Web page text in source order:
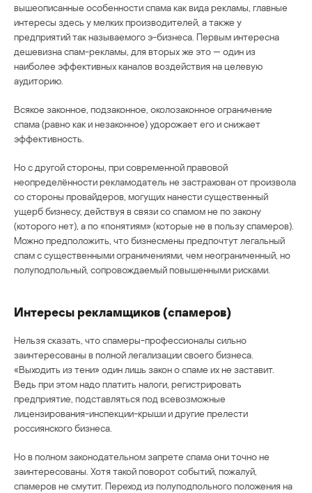
вышеописанные особенности спама как вида рекламы, главные
интересы здесь у мелких производителей, а также у
предприятий так называемого э-бизнеса. Первым интересна
дешевизна спам-рекламы, для вторых же это — один из
наиболее эффективных каналов воздействия на целевую
аудиторию.
Всякое законное, подзаконное, околозаконное ограничение
спама (равно как и незаконное) удорожает его и снижает
эффективность.
Но с другой стороны, при современной правовой
неопределённости рекламодатель не застрахован от произвола
со стороны провайдеров, могущих нанести существенный
ущерб бизнесу, действуя в связи со спамом не по закону
(которого нет), а по «понятиям» (которые не в пользу спамеров).
Можно предположить, что бизнесмены предпочтут легальный
спам с существенными ограничениями, чем неограниченный, но
полуподпольный, сопровождаемый повышенными рисками.
Интересы рекламщиков (спамеров)
Нельзя сказать, что спамеры-профессионалы сильно
заинтересованы в полной легализации своего бизнеса.
«Выходить из тени» один лишь закон о спаме их не заставит.
Ведь при этом надо платить налоги, регистрировать
предприятие, подставляться под всевозможные
лицензирования-инспекции-крыши и другие прелести
россиянского бизнеса.
Но в полном законодательном запрете спама они точно не
заинтересованы. Хотя такой поворот событий, пожалуй,
спамеров не смутит. Переход из полуподпольного положения на